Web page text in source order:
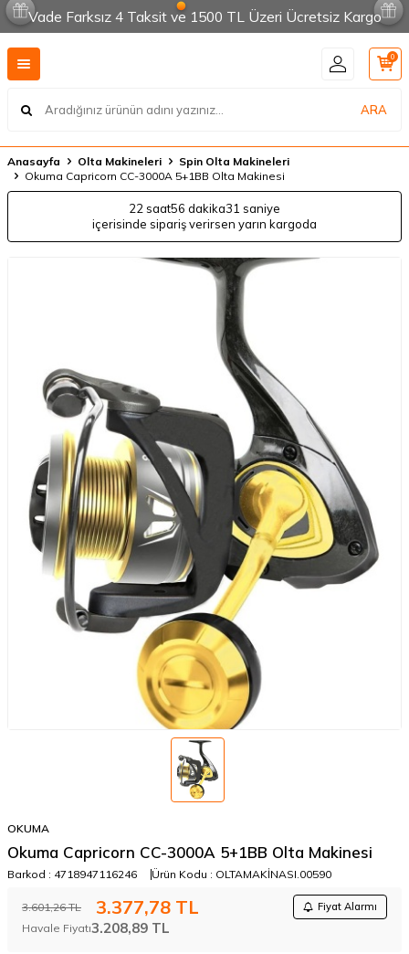
Vade Farksız 4 Taksit ve 1500 TL Üzeri Ücretsiz Kargo
ARA
0
Anasayfa Olta Makineleri
Spin Olta Makineleri
Okuma Capricorn CC-3000A 5+1BB Olta Makinesi
22 saat56 dakika31 saniye
içerisinde sipariş verirsen yarın kargoda
OKUMA
Okuma Capricorn CC-3000A 5+1BB Olta Makinesi
Barkod : 4718947116246 Ürün Kodu : OLTAMAKİNASI.00590
3.601,26TL 3.377,78 TL Fiyat Alarmı
Havale Fiyatı3.208,89 TL